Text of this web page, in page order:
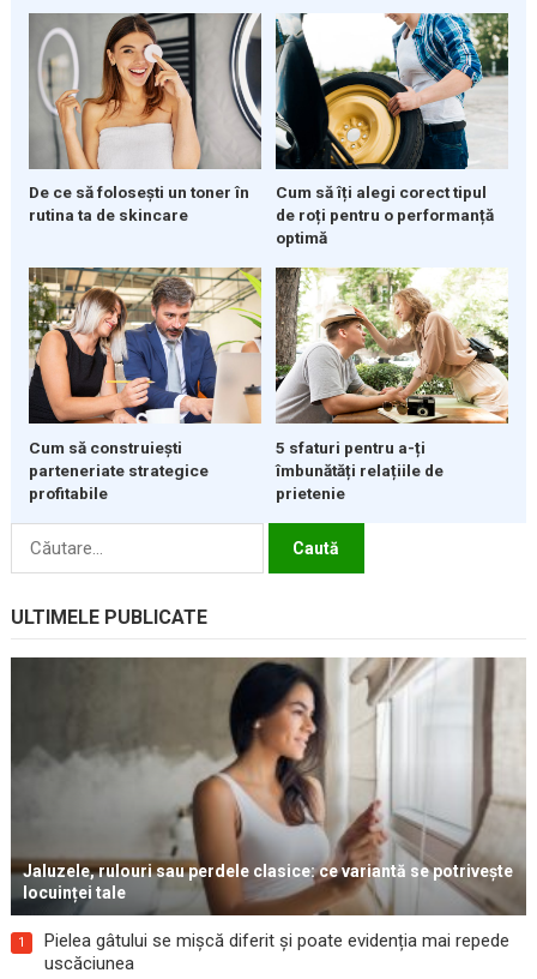
De ce să folosești un toner în
rutina ta de skincare
Cum să îți alegi corect tipul
de roți pentru o performanță
optimă
Cum să construiești
parteneriate strategice
profitabile
5 sfaturi pentru a-ți
îmbunătăți relațiile de
prietenie
Caută
ULTIMELE PUBLICATE
Jaluzele, rulouri sau perdele clasice: ce variantă se potrivește
locuinței tale
1
Pielea gâtului se mișcă diferit și poate evidenția mai repede
uscăciunea